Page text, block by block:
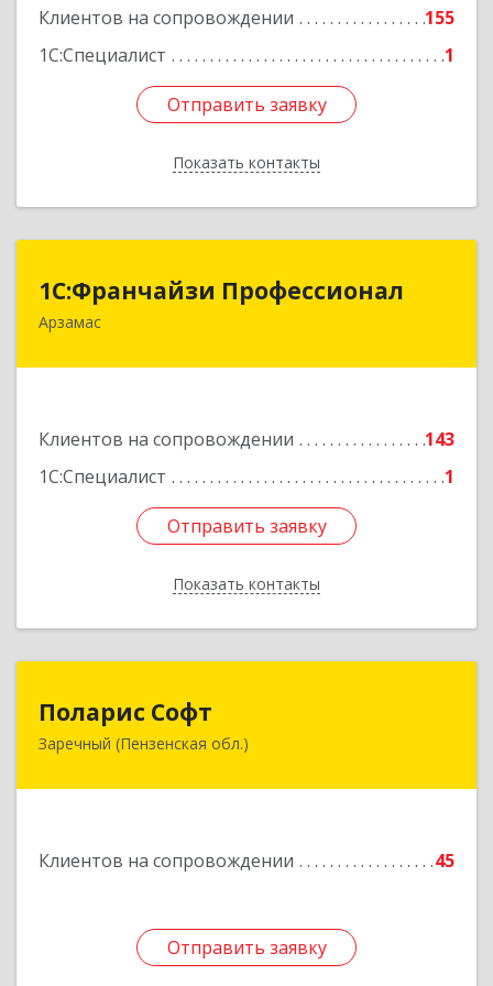
Клиентов на сопровождении
155
1С:Специалист
1
Отправить заявку
Показать контакты
Отправить заявку
Назад
1С:Франчайзи Профессионал
Арзамас
Клиентов на сопровождении
143
1С:Специалист
1
Отправить заявку
Показать контакты
1С:Франчайзи Профессионал
607227, Нижегородская обл, Арзамас г, Кирова
Отправить заявку
Назад
Поларис Софт
Заречный (Пензенская обл.)
Клиентов на сопровождении 45
Отправить заявку
442960, Пензенская обл, Заречный г,
Отправить заявку